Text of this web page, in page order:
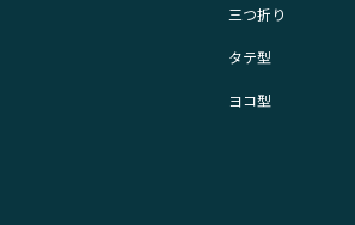
三つ折り
タテ型
ヨコ型